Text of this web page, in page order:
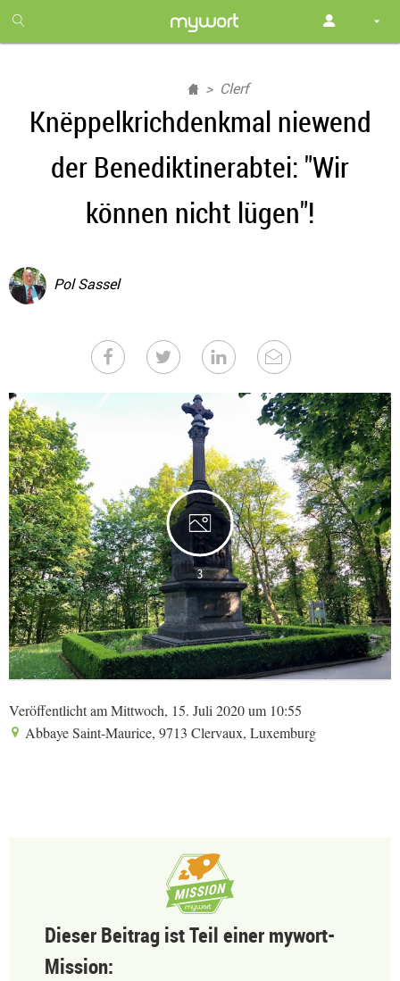
month
free
Clerf
Knëppelkrichdenkmal niewend
der Benediktinerabtei: "Wir
können nicht lügen"!
Pol Sassel
3
Veröffentlicht am Mittwoch, 15. Juli 2020 um 10:55
Abbaye Saint-Maurice, 9713 Clervaux, Luxemburg
Dieser Beitrag ist Teil einer mywort-
Mission: